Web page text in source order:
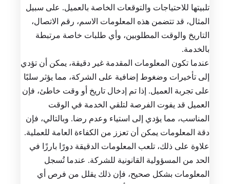
تلبيتها للاحتياجات والتوقعات الخاصة بالعميل. على سبيل
المثال، قد تتضمن هذه المعلومات الاسم، رقم الاتصال،
التاريخ والوقت المطلوبين، وأي طلبات خاصة مرتبطة
بالخدمة.
عندما تكون المعلومات المقدمة غير دقيقة، يمكن أن تؤدي
إلى تأخيرات وضغوط إضافية على الشركة، مما يؤثر سلبًا
على تجربة العميل. إذا تم إدخال تاريخ أو وقت خاطئ، فإن
العميل قد يفوت الفرصة لتلقي الخدمة في الوقت
المناسب، مما يؤدي إلى استياء وعدم رضا. وبالتالي، فإن
دقة المعلومات يمكن أن تعزز من الكفاءة العامة للعملية.
علاوة على ذلك، تلعب المعلومات الدقيقة دورًا بارزًا في
الحد من المسؤولية القانونية للشركة. عندما تُسجل
المعلومات بشكل صحيح، فإن ذلك يقلل من فرص أي